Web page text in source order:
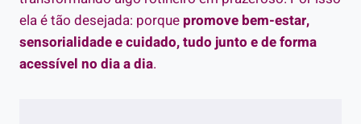
ela é tão desejada: porquepromove bem-estar,
sensorialidade e cuidado, tudo junto e de forma
acessível no dia a dia.